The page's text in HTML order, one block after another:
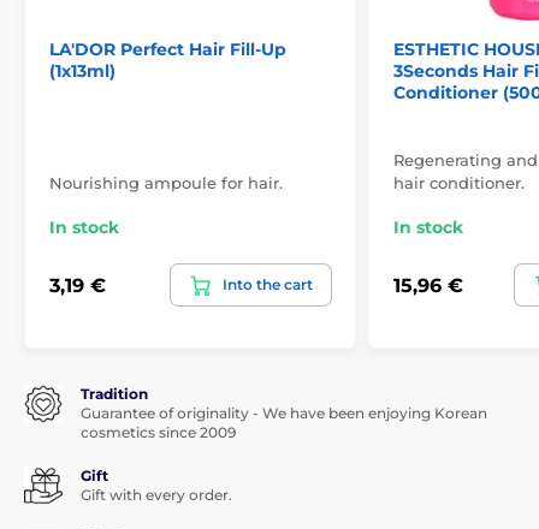
LA'DOR Perfect Hair Fill-Up
(1x13ml)
Nourishing ampoule for hair.
In stock
3,19 € Into the cart
ESTHETIC
3Seconds Hair
Conditioner
Regenerating
hair conditioner.
In stock
15,96 €
Tradition
Guarantee of originality - We have been enjoying Korean
cosmetics since 2009
Gift
Gift with every order.